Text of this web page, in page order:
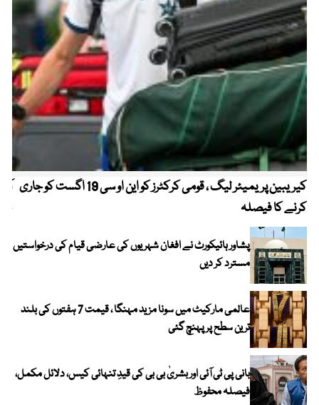
کیریبین پریمیئر لیگ ، قومی کرکٹرز کو این او سی 19 اگست کو جاری
کرنے کا فیصلہ
پشاور ہائیکورٹ نے افغان شہریوں کی عارضی قیام کی درخواستیں
مسترد کر دیں
عالمی مارکیٹ میں سونا مزید مہنگا ، قیمت 7 ہفتوں کی بلند
ترین سطح پر پہنچ گئی
بانی پی ٹی آئی اور بشریٰ بی بی کی قیدِ تنہائی کیس، دلائل مکمل،
فیصلہ محفوظ